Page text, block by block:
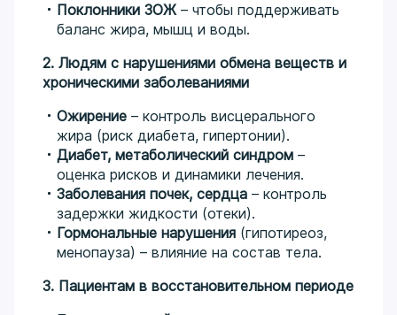
Поклонники ЗОЖ– чтобы поддерживать
баланс жира, мышц и воды.
2. Людям с нарушениями обмена веществ и
хроническими заболеваниями
Ожирение – контроль висцерального
жира (риск диабета, гипертонии).
Диабет, метаболический синдром –
оценка рисков и динамики лечения.
Заболевания почек, сердца – контроль
задержки жидкости (отеки).
Гормональные нарушения (гипотиреоз,
менопауза) – влияние на состав тела.
3. Пациентам в восстановительном периоде